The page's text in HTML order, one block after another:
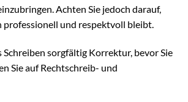
Achten Sie jedoch darauf,
professionell und respektvoll bleibt.
Schreiben sorgfältig Korrektur, bevor Sie
Sie auf Rechtschreib- und